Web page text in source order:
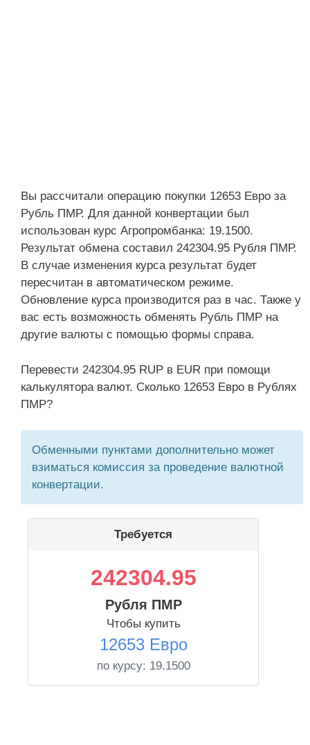
Вы рассчитали операцию покупки 12653 Евро за
Рубль ПМР. Для данной конвертации был
использован курс Агропромбанка: 19.1500.
Результат обмена составил 242304.95 Рубля ПМР.
В случае изменения курса результат будет
пересчитан в автоматическом режиме.
Обновление курса производится раз в час. Также у
вас есть возможность обменять Рубль ПМР на
другие валюты с помощью формы справа.
Перевести 242304.95 RUP в EUR при помощи
калькулятора валют. Сколько 12653 Евро в Рублях
ПМР?
Обменными пунктами дополнительно может
взиматься комиссия за проведение валютной
конвертации.
Требуется
242304.95
Рубля ПМР
Чтобы купить
12653 Евро
по курсу: 19.1500